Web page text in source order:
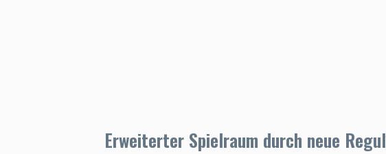
Erweiterter Spielraum durch neue